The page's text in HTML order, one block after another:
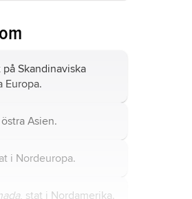
på Skandinaviska
Europa.
Asien.
i Nordeuropa.
, stat i Nordamerika.